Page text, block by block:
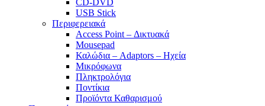
USB Stick
Περιφερειακά
Access Point – Δικτυακά
Mousepad
Καλώδια – Adaptors – Ηχεία
Μικρόφωνα
Πληκτρολόγια
Ποντίκια
Προϊόντα Καθαρισμού